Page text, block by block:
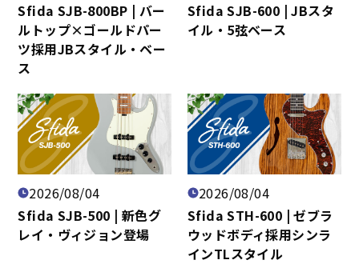
Sfida SJB-800BP | バー
ルトップ×ゴールドパー
ツ採用JBスタイル・ベー
ス
Sfida SJB-600 | JBスタ
イル・5弦ベース
2026/08/04
Sfida SJB-500 | 新色グ
レイ・ヴィジョン登場
2026/08/04
Sfida STH-600 | ゼブラ
ウッドボディ採用シンラ
インTLスタイル